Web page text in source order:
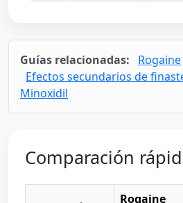
Guías relacionadas: Rogaine
Efectos secundarios de
Minoxidil
Comparación
Rogaine